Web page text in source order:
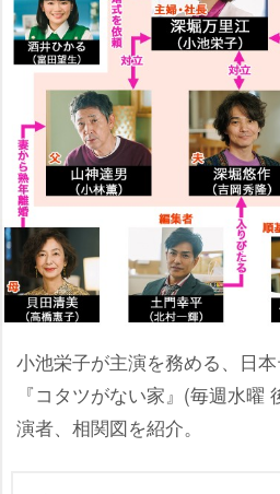
小池栄子が主演を務める、日
『コタツがない家』(毎週水曜
演者、相関図を紹介。